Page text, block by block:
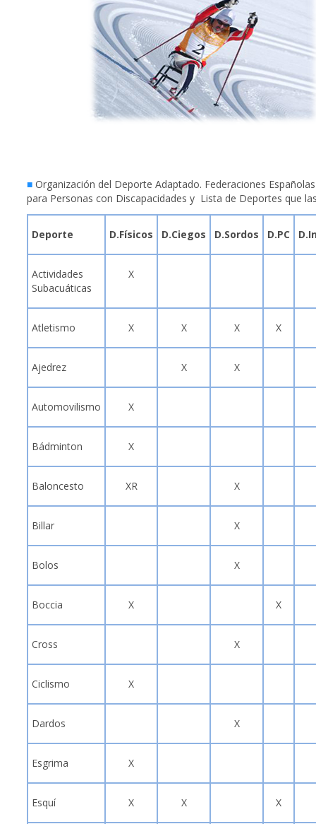
■ Organización del Deporte Adaptado. Federaciones
para Personas con Discapacidades y Lista de Deportes que
Deporte D.Físicos D.Ciegos D.Sordos D.PC
Actividades
Subacuáticas
X
Atletismo X X X X
Ajedrez X X
Automovilismo X
Bádminton X
Baloncesto XR X
Billar X
Bolos X
Boccia X X
Cross X
Ciclismo X
Dardos X
Esgrima X
Esquí X X X